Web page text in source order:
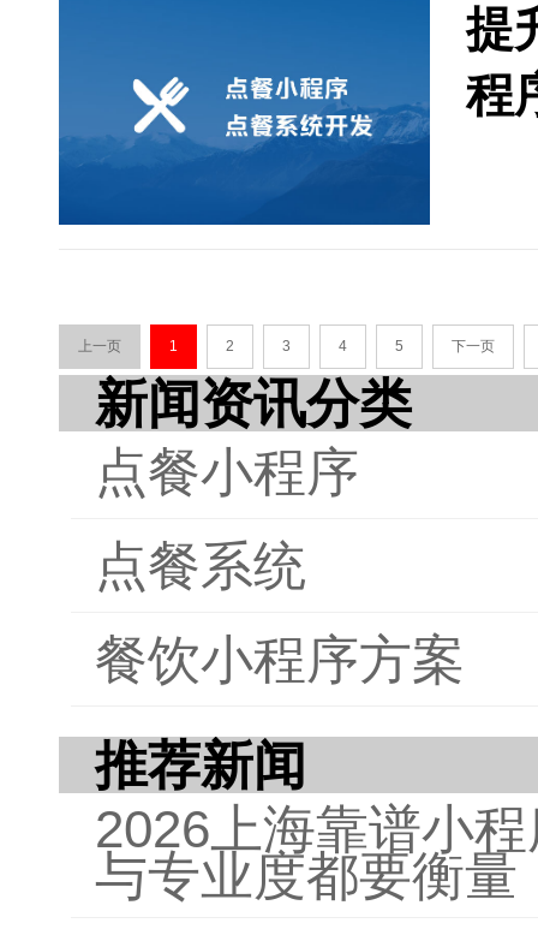
调
务
则
提
程
上一页 1 2 3 4 5 下一页
新闻资讯分类
点餐小程序
点餐系统
餐饮小程序方案
推荐新闻
2026上海靠谱小
与专业度都要衡量